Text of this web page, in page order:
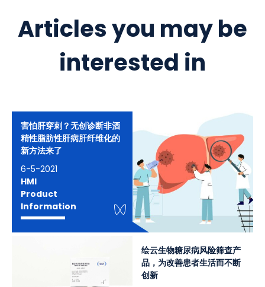
Articles you may be
interested in
害怕肝穿刺？无创诊断非酒
精性脂肪性肝病肝纤维化的
新方法来了
HMI
Product
Information
6-5-2021
WeChat Knowledge
绘云生物糖尿病风险筛查产
品，为改善患者生活而不断
创新